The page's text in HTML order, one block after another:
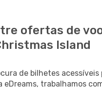
ofertas de
Island
de bilhetes
eDreams, trabalhamos